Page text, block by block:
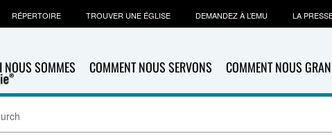
NOUS SOMMES COMMENT NOUS SERVONS COMMENT NOUS
RÉPERTOIRE TROUVER UNE ÉGLISE DEMANDEZ À L’EMU LA